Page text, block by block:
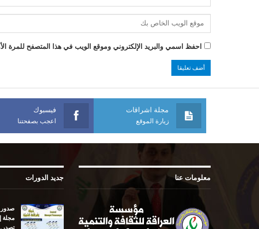
احفظ اسمي والبريد الإلكتروني وموقع الويب في هذا المتصفح للمرة
مجلة اشراقات
زيارة الموقع
فيسبوك
اعجب بصفحتنا
معلومات عنا جديد الدورات
صدور
مجلة